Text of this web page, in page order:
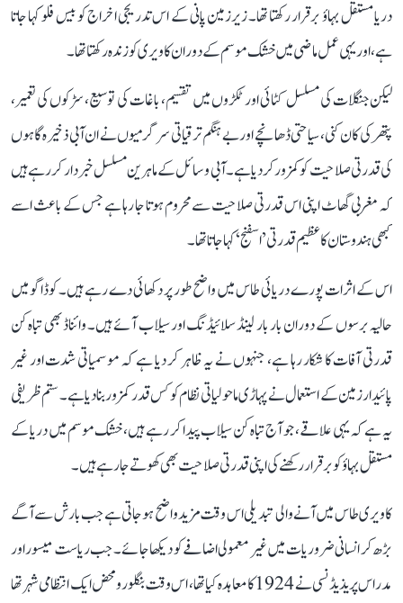
دریا مستقل بہاؤ برقرار رکھتا تھا۔ زیرزمین پانی کے اس تدریجی اخراج کو بیس فلو کہا جاتا
ہے، اور یہی عمل ماضی میں خشک موسم کے دوران کاویری کو زندہ رکھتا تھا۔
لیکن جنگلات کی مسلسل کٹائی اور ٹکڑوں میں تقسیم، باغات کی توسیع، سڑکوں کی تعمیر،
پتھر کی کان کنی، سیاحتی ڈھانچے اور بے ہنگم ترقیاتی سرگرمیوں نے ان آبی ذخیرہ گاہوں
کی قدرتی صلاحیت کو کمزور کر دیا ہے۔ آبی وسائل کے ماہرین مسلسل خبردار کر رہے ہیں
کہ مغربی گھاٹ اپنی اس قدرتی صلاحیت سے محروم ہوتا جا رہا ہے جس کے باعث اسے
کبھی ہندوستان کا عظیم قدرتی ’اسفنج‘ کہا جاتا تھا۔
اس کے اثرات پورے دریائی طاس میں واضح طور پر دکھائی دے رہے ہیں۔ کوڈاگو میں
حالیہ برسوں کے دوران بار بار لینڈ سلائیڈنگ اور سیلاب آئے ہیں۔ وائناڈ بھی تباہ کن
قدرتی آفات کا شکار رہا ہے، جنہوں نے یہ ظاہر کر دیا ہے کہ موسمیاتی شدت اور غیر
پائیدار زمین کے استعمال نے پہاڑی ماحولیاتی نظام کو کس قدر کمزور بنا دیا ہے۔ ستم ظریفی
یہ ہے کہ یہی علاقے، جو آج تباہ کن سیلاب پیدا کر رہے ہیں، خشک موسم میں دریا کے
مستقل بہاؤ کو برقرار رکھنے کی اپنی قدرتی صلاحیت بھی کھوتے جا رہے ہیں۔
کاویری طاس میں آنے والی تبدیلی اس وقت مزید واضح ہو جاتی ہے جب بارش سے آگے
بڑھ کر انسانی ضروریات میں غیر معمولی اضافے کو دیکھا جائے۔ جب ریاست میسور اور
مدراس پریذیڈنسی نے 1924 کا معاہدہ کیا تھا، اس وقت بنگلورو محض ایک انتظامی شہر تھا